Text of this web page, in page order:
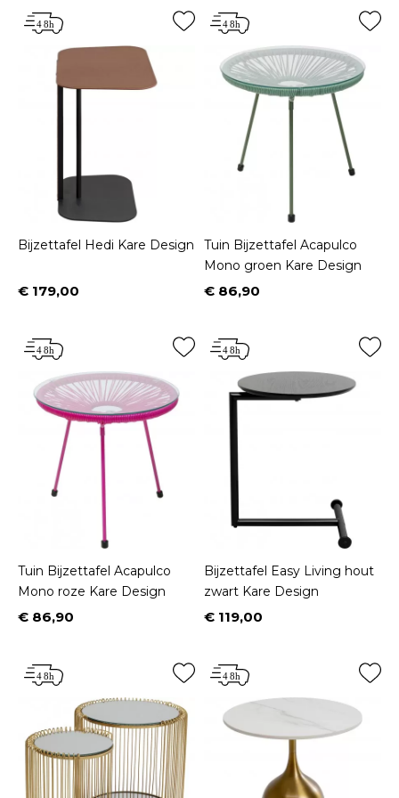
Bijzettafel Hedi Kare Design
Prijs
€ 179,00
Tuin Bijzettafel Acapulco
Mono groen Kare Design
Prijs
€ 86,90
Tuin Bijzettafel Acapulco
Mono roze Kare Design
Prijs
€ 86,90
Bijzettafel Easy Living hout
zwart Kare Design
Prijs
€ 119,00